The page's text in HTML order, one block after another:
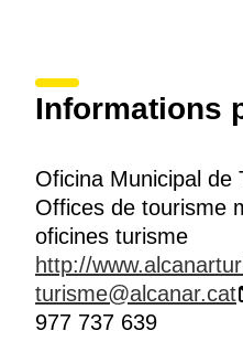
Informations
Oficina Municipal de
Offices de tourisme
oficines turisme
http://
turisme@alcanar.cat
977 737 639